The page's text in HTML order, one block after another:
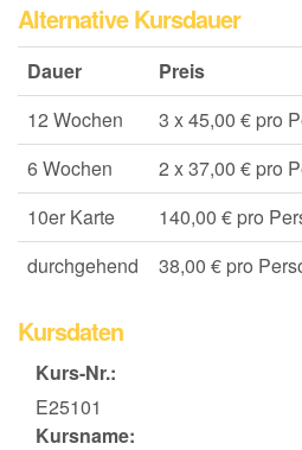
Alternative Kursdauer
Dauer Preis
12 Wochen
3 x 45,00 € pro
6 Wochen
2 x 37,00 € pro
10er Karte
140,00 € pro
durchgehend
38,00 € pro
Kursdaten
Kurs-Nr.:
E25101
Kursname: